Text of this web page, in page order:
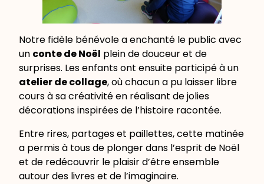
Notre fidèle bénévole a enchanté le public avec
un conte de Noël plein de douceur et de
surprises. Les enfants ont ensuite participé à un
atelier de collage, où chacun a pu laisser libre
cours à sa créativité en réalisant de jolies
décorations inspirées de l’histoire racontée.
Entre rires, partages et paillettes, cette matinée
a permis à tous de plonger dans l’esprit de Noël
et de redécouvrir le plaisir d’être ensemble
autour des livres et de l’imaginaire.